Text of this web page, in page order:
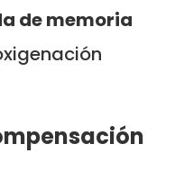
de memoria